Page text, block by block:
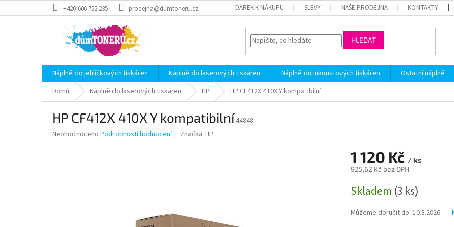
na
+420 606 752 235 prodejna@dumtoneru.cz DÁREK K NÁKUPU SLEVY NAŠE PRODEJNA KONTAKTY
HLEDAT
Náplně do jehličkových tiskáren Náplně do laserových tiskáren Náplně do inkoustových tiskáren Ostatní náplně
Domů
Náplně do laserových tiskáren HP HP CF412X 410X Y kompatibilní
HP CF412X 410X Y kompatibilní 44848
Průměrné
Neohodnoceno Podrobnosti hodnocení Značka: HP
1 120 Kč / ks
925,62 Kč bez DPH
cena:
Skladem (3 ks)
Můžeme doručit do: 10.8.2026